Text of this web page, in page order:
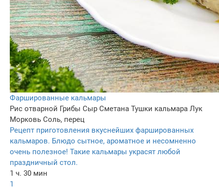
Фаршированные кальмары
Рис отварной Грибы Сыр Сметана Тушки кальмара Лук
Морковь Соль, перец
Рецепт приготовления вкуснейших фаршированных
кальмаров. Блюдо сытное, ароматное и несомненно
очень полезное! Такие кальмары украсят любой
праздничный стол.
1 ч. 30 мин
1